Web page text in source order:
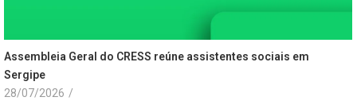
Assembleia Geral do CRESS reúne assistentes sociais em
Sergipe
28/07/2026 /